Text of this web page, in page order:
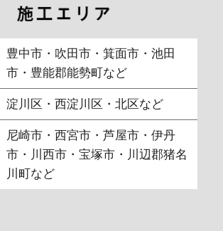
豊中市・吹田市・箕面市・池田
市・豊能郡能勢町など
淀川区・西淀川区・北区など
尼崎市・西宮市・芦屋市・伊丹
市・川西市・宝塚市・川辺郡猪名
川町など